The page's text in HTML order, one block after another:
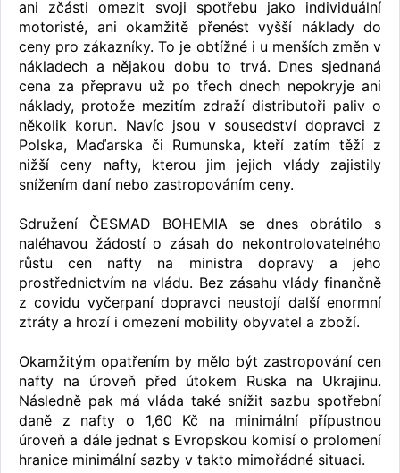
ani zčásti omezit svoji spotřebu jako individuální
motoristé, ani okamžitě přenést vyšší náklady do
ceny pro zákazníky. To je obtížné i u menších změn v
nákladech a nějakou dobu to trvá. Dnes sjednaná
cena za přepravu už po třech dnech nepokryje ani
náklady, protože mezitím zdraží distributoři paliv o
několik korun. Navíc jsou v sousedství dopravci z
Polska, Maďarska či Rumunska, kteří zatím těží z
nižší ceny nafty, kterou jim jejich vlády zajistily
snížením daní nebo zastropováním ceny.
Sdružení ČESMAD BOHEMIA se dnes obrátilo s
naléhavou žádostí o zásah do nekontrolovatelného
růstu cen nafty na ministra dopravy a jeho
prostřednictvím na vládu. Bez zásahu vlády finančně
z covidu vyčerpaní dopravci neustojí další enormní
ztráty a hrozí i omezení mobility obyvatel a zboží.
Okamžitým opatřením by mělo být zastropování cen
nafty na úroveň před útokem Ruska na Ukrajinu.
Následně pak má vláda také snížit sazbu spotřební
daně z nafty o 1,60 Kč na minimální přípustnou
úroveň a dále jednat s Evropskou komisí o prolomení
hranice minimální sazby v takto mimořádné situaci.